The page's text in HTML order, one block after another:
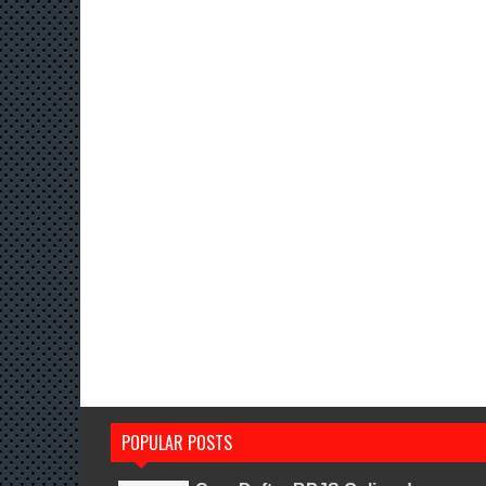
POPULAR POSTS